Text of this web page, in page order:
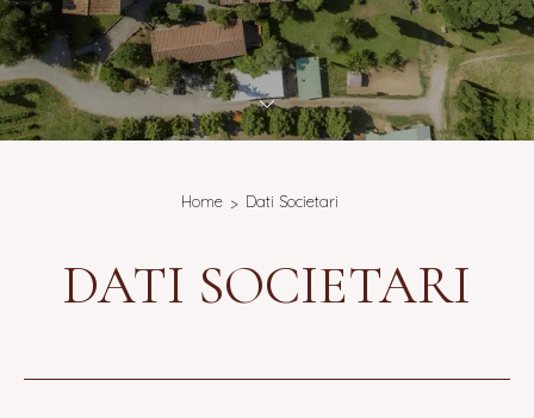
Home Dati Societari
DATI SOCIETARI